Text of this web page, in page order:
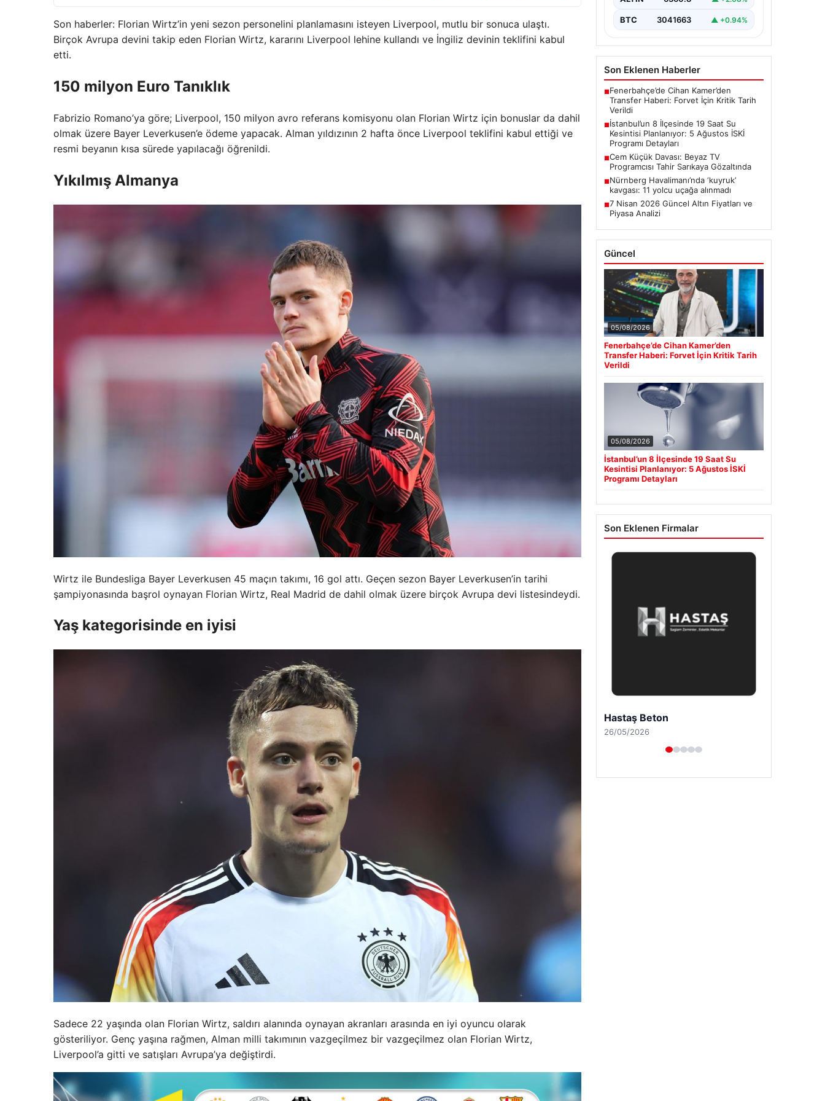
Son haberler: Florian Wirtz’in yeni sezon personelini planlamasını isteyen Liverpool, mutlu bir sonuca ulaştı.
Birçok Avrupa devini takip eden Florian Wirtz, kararını Liverpool lehine kullandı ve İngiliz devinin teklifini kabul
etti.
150 milyon Euro Tanıklık
Fabrizio Romano’ya göre; Liverpool, 150 milyon avro referans komisyonu olan Florian Wirtz için bonuslar da dahil
olmak üzere Bayer Leverkusen’e ödeme yapacak. Alman yıldızının 2 hafta önce Liverpool teklifini kabul ettiği ve
resmi beyanın kısa sürede yapılacağı öğrenildi.
Yıkılmış Almanya
Wirtz ile Bundesliga Bayer Leverkusen 45 maçın takımı, 16 gol attı. Geçen sezon Bayer Leverkusen’in tarihi
şampiyonasında başrol oynayan Florian Wirtz, Real Madrid de dahil olmak üzere birçok Avrupa devi listesindeydi.
Yaş kategorisinde en iyisi
Sadece 22 yaşında olan Florian Wirtz, saldırı alanında oynayan akranları arasında en iyi oyuncu olarak
gösteriliyor. Genç yaşına rağmen, Alman milli takımının vazgeçilmez bir vazgeçilmez olan Florian Wirtz,
Liverpool’a gitti ve satışları Avrupa’ya değiştirdi.
onarım çalışmaları kapsamında…
BTC 3041663 ▲ +0.94%
Son Eklenen Haberler
■Fenerbahçe’de Cihan Kamer’den
Transfer Haberi: Forvet İçin Kritik Tarih
Verildi
■İstanbul’un 8 İlçesinde 19 Saat Su
Kesintisi Planlanıyor: 5 Ağustos İSKİ
Programı Detayları
■Cem Küçük Davası: Beyaz TV
Programcısı Tahir Sarıkaya Gözaltında
■Nürnberg Havalimanı’nda ‘kuyruk’
kavgası: 11 yolcu uçağa alınmadı
■7 Nisan 2026 Güncel Altın Fiyatları ve
Piyasa Analizi
Güncel
05/08/2026
Fenerbahçe’de Cihan Kamer’den
Transfer Haberi: Forvet İçin Kritik Tarih
Verildi
05/08/2026
İstanbul’un 8 İlçesinde 19 Saat Su
Kesintisi Planlanıyor: 5 Ağustos İSKİ
Programı Detayları
Son Eklenen Firmalar
Enes Kaplan Avukatlık Bürosu
28/04/2026